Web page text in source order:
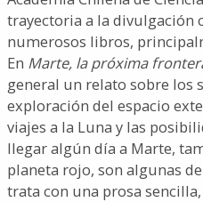
trayectoria a la divulgación
numerosos libros,
En Marte, la próxima
general un relato sobre los
exploración del espacio
viajes a la Luna y las
llegar algún día a Marte,
planeta rojo, son algunas
trata con una prosa